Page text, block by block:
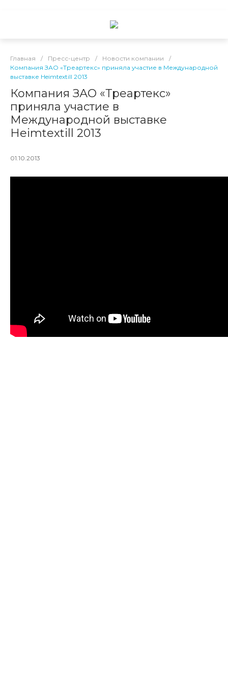
Главная / Пресс-центр / Новости компании
/
Компания ЗАО «Треартекс» приняла участие в Международной
выставке Heimtextill 2013
Компания ЗАО «Треартекс»
приняла участие в
Международной выставке
Heimtextill 2013
01.10.2013